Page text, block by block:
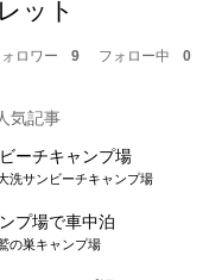
ット
ロワー 9 フォロー中 0
気記事
ーチキャンプ場
洗サンビーチキャンプ場
プ場で車中泊
の巣キャンプ場